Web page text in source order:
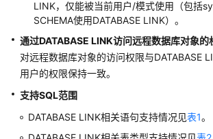
布
式
_V2.0-
2.x）
发
指
LINK，仅能被当前用户/模式使用（包括
SCHEMA使用DATABASE LINK）。
通过DATABASE LINK访问远程数据库对象的
对远程数据库对象的访问权限与DATABASE
用户的权限保持一致。
支持SQL范围
DATABASE LINK相关语句支持情况见表1。